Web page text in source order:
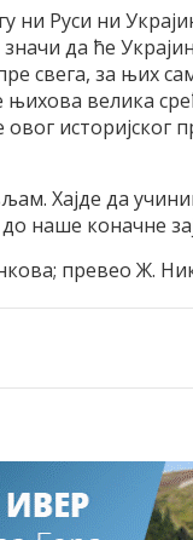
ни Руси ни
да ће
свега, за њих
њихова велика
историјског
Хајде да
наше коначне
превео Ж.